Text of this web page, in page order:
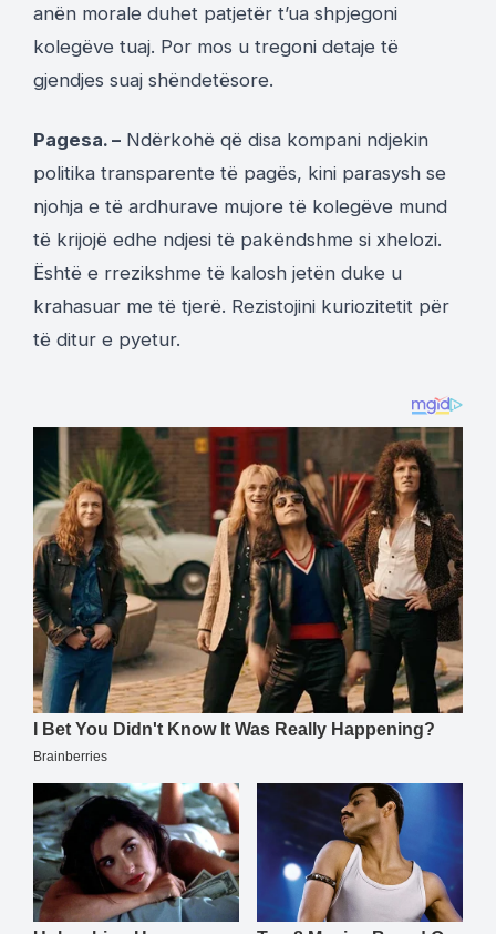
anën morale duhet patjetër t’ua shpjegoni
kolegëve tuaj. Por mos u tregoni detaje të
gjendjes suaj shëndetësore.
Pagesa. – Ndërkohë që disa kompani ndjekin
politika transparente të pagës, kini parasysh se
njohja e të ardhurave mujore të kolegëve mund
të krijojë edhe ndjesi të pakëndshme si xhelozi.
Është e rrezikshme të kalosh jetën duke u
krahasuar me të tjerë. Rezistojini kuriozitetit për
të ditur e pyetur.